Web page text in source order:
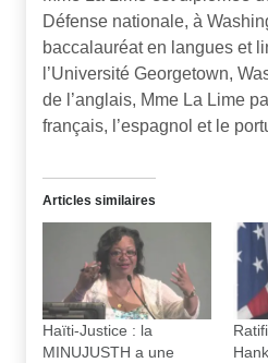
Défense nationale, à
baccalauréat en langues et
l’Université Georgetown,
de l’anglais, Mme La Lime
français, l’espagnol et le
Articles similaires
Haïti-Justice : la
MINUJUSTH a une